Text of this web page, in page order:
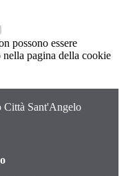
possono essere
pagina della cookie
Città Sant'Angelo